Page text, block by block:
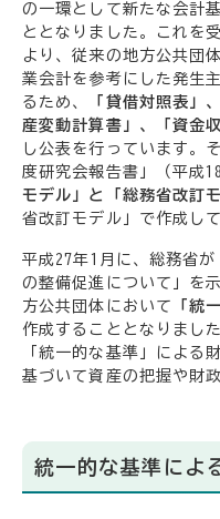
の一環として新たな会計
ととなりました。これを
より、従来の地方公共団
業会計を参考にした発生
るため、
「貸借対照表」
産変動計算書」、「資金
し公表を行っています。
度研究会報告書」（平成
モデル」と「総務省改訂モ
省改訂モデル」で作成し
平成27年1月に、総務省
の整備促進について」を
方公共団体において
「統
作成することとなりまし
「統一的な基準」による
基づいて資産の把握や財
統一的な基準によ